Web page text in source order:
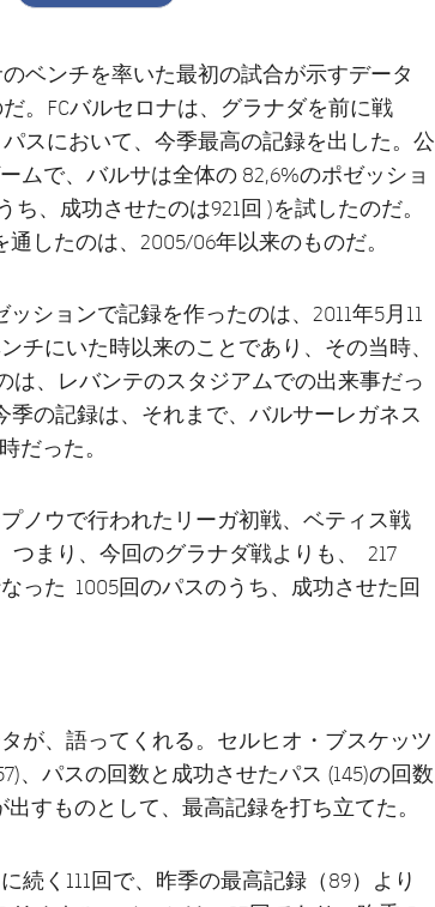
ベンチを率いた最初の試合が示すデータ
。FCバルセロナは、グラナダを前に戦
スにおいて、今季最高の記録を出した。公
ムで、バルサは全体の 82,6%のポゼッショ
、成功させたのは921回 )を試したのだ。
したのは、2005/06年以来のものだ。
ションで記録を作ったのは、2011年5月11
チにいた時以来のことであり、その当時、
、レバンテのスタジアムでの出来事だっ
季の記録は、それまで、バルサーレガネス
だった。
ノウで行われたリーガ初戦、ベティス戦
まり、今回のグラナダ戦よりも、 217
った 1005回のパスのうち、成功させた回
が、語ってくれる。 セルヒオ・ブスケッツ
、パスの回数と成功させたパス (145)の回数
すものとして、最高記録を打ち立てた。
続く111回で、昨季の最高記録（89）より